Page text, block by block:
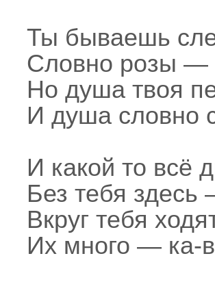
Ты бываешь
Словно розы —
Но душа твоя
И душа словно
И какой то всё
Без тебя
Вкруг тебя
Их много — ка-